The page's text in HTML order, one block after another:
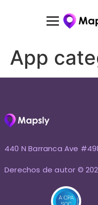
App
440 N Barranca Ave
Derechos de autor ©